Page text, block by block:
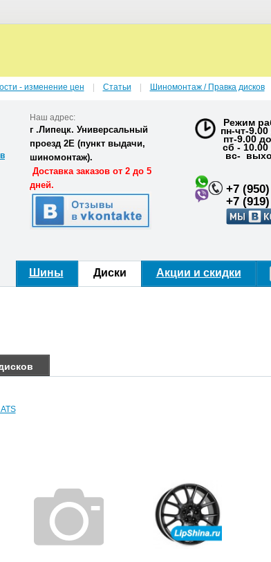
Наш адрес:
г .Липецк. Универсальный
проезд 2Е (пункт выдачи,
шиномонтаж).
Доставка заказов от 2 до 5
дней.
Режим
пн-чт-
пт-9.00
сб - 10.00
вс-
+7
+7
Шины Диски Акции и скидки
- изменение цен Статьи Шиномонтаж / Правка дисков